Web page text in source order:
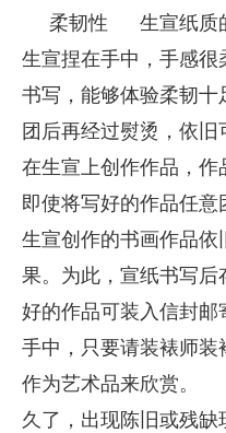
柔韧性
生宣纸质
生宣捏在手中，手感
书写，能够体验柔韧十
团后再经过熨烫，依旧
在生宣上创作作品，作
即使将写好的作品任
生宣创作的书画作品
果。为此，宣纸书写
好的作品可装入信封邮
手中，只要请装裱师
作为艺术品来欣赏。
久了，出现陈旧或残